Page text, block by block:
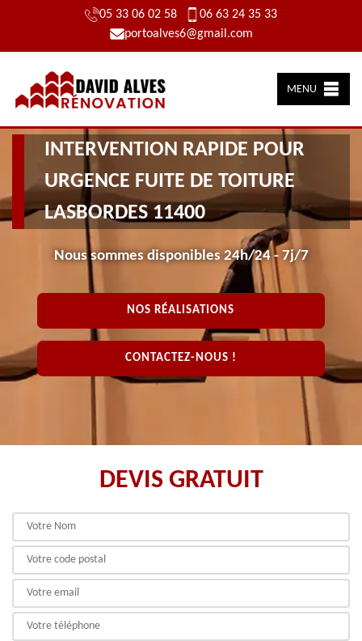
05 33 06 02 58
06 63 24 35 33
portoalves6@gmail.com
MENU
INTERVENTION RAPIDE POUR
URGENCE FUITE DE TOITURE
LASBORDES 11400
Nous sommes disponibles 24h/24 - 7j/7
NOS RÉALISATIONS
CONTACTEZ-NOUS !
DEVIS GRATUIT